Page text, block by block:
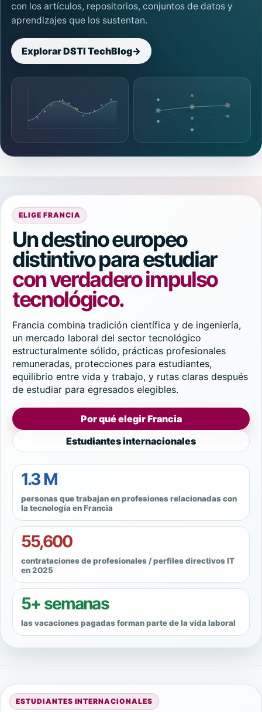
con los artículos, repositorios, conjuntos de datos y
aprendizajes que los sustentan.
Explorar DSTI TechBlog→
ELIGE FRANCIA
Un destino europeo
distintivo para estudiar
con verdadero impulso
tecnológico.
Francia combina tradición científica y de ingeniería,
un mercado laboral del sector tecnológico
estructuralmente sólido, prácticas profesionales
remuneradas, protecciones para estudiantes,
equilibrio entre vida y trabajo, y rutas claras después
de estudiar para egresados elegibles.
Por qué elegir Francia
Estudiantes internacionales
1.3 M
personas que trabajan en profesiones relacionadas con
la tecnología en Francia
55,600
contrataciones de profesionales / perfiles directivos IT
en 2025
5+ semanas
las vacaciones pagadas forman parte de la vida laboral
ESTUDIANTES INTERNACIONALES